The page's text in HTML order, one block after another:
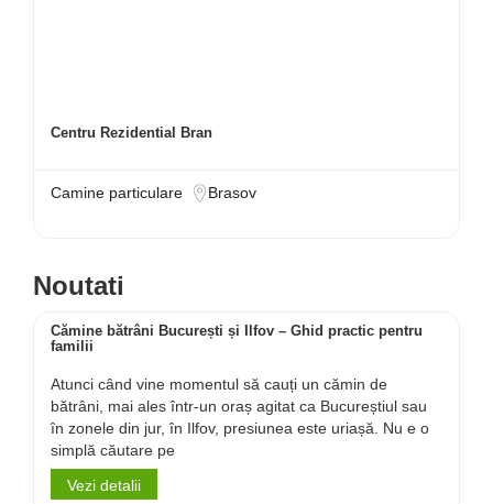
Centru Rezidential Bran
Camine particulare Brasov
Noutati
Cămine bătrâni București și Ilfov – Ghid practic pentru
familii
Atunci când vine momentul să cauți un cămin de
bătrâni, mai ales într-un oraș agitat ca Bucureștiul sau
în zonele din jur, în Ilfov, presiunea este uriașă. Nu e o
simplă căutare pe
Vezi detalii